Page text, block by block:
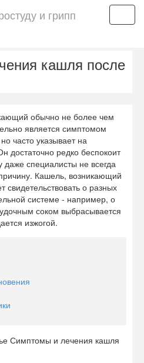
кашля после
обычно не более чем
является симптомом
часто указывает на
достаточно редко беспокоит
даже специалисты не всегда
Кашель, возникающий
о разных
системе - например, о
соком выбрасывается
изжогой.